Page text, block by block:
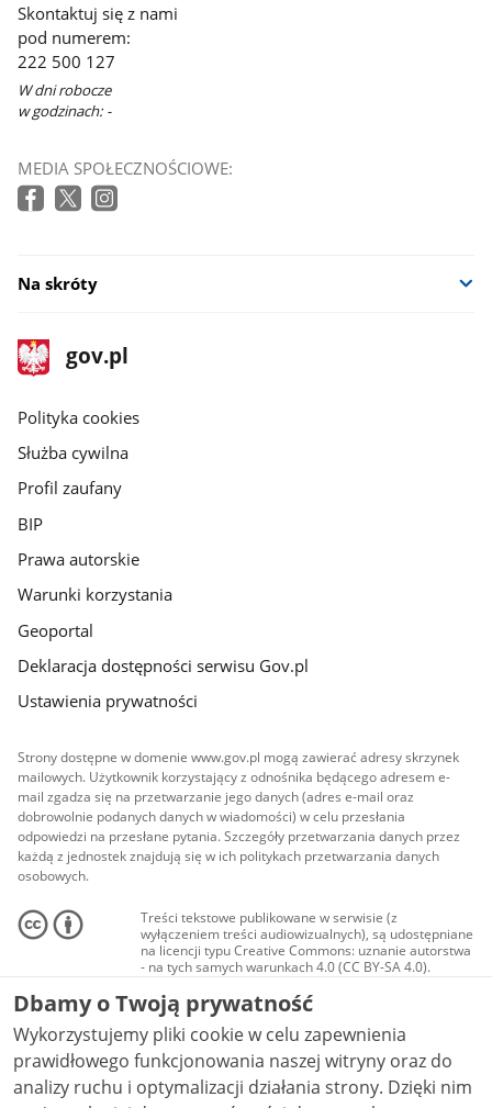
Skontaktuj się z nami
pod numerem:
222 500 127
W dni robocze
w godzinach: -
MEDIA SPOŁECZNOŚCIOWE:
Na skróty
stopka
gov.pl
Strona
gov.pl
gov.pl
Polityka cookies
Służba cywilna
Profil zaufany
BIP
Prawa autorskie
Warunki korzystania
Geoportal
Deklaracja dostępności serwisu Gov.pl
Ustawienia prywatności
Strony dostępne w domenie www.gov.pl mogą zawierać adresy skrzynek
mailowych. Użytkownik korzystający z odnośnika będącego adresem e-
mail zgadza się na przetwarzanie jego danych (adres e-mail oraz
dobrowolnie podanych danych w wiadomości) w celu przesłania
odpowiedzi na przesłane pytania. Szczegóły przetwarzania danych przez
każdą z jednostek znajdują się w ich politykach przetwarzania danych
osobowych.
Treści tekstowe publikowane w serwisie (z
wyłączeniem treści audiowizualnych), są udostępniane
na licencji typu Creative Commons: uznanie autorstwa
- na tych samych warunkach 4.0 (CC BY-SA 4.0).
Materiały audiowizualne, w tym zdjęcia, materiały
audio i wideo, są udostępniane na licencji typu
Creative Commons: uznanie autorstwa użycie
niekomercyjne - bez utworów zależnych 4.0 (CC BY-
NC-ND 4.0), o ile nie jest to stwierdzone inaczej.
Dbamy o Twoją prywatność
Wykorzystujemy pliki cookie w celu zapewnienia
prawidłowego funkcjonowania naszej witryny oraz do
analizy ruchu i optymalizacji działania strony. Dzięki nim